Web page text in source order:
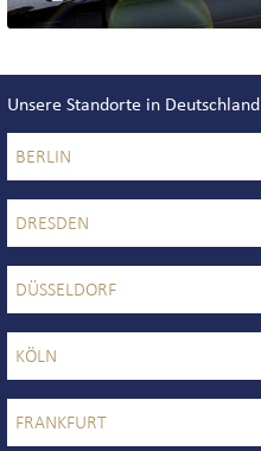
Unsere Standorte in Deutschland
BERLIN
DRESDEN
DÜSSELDORF
KÖLN
FRANKFURT